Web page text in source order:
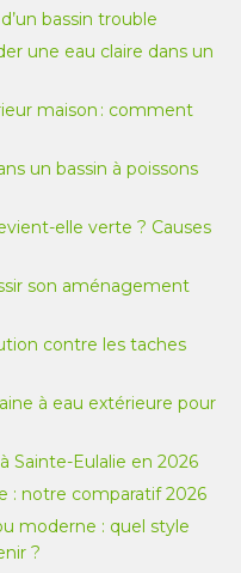
bassin trouble
une eau claire dans un
maison : comment
un bassin à poissons
elle verte ? Causes
son aménagement
contre les taches
à eau extérieure pour
Sainte-Eulalie en 2026
: notre comparatif 2026
moderne : quel style
?